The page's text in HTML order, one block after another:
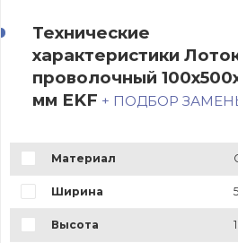
Технические
характеристики
проволочный
мм EKF + ПОДБОР
Материал
Ширина
Высота